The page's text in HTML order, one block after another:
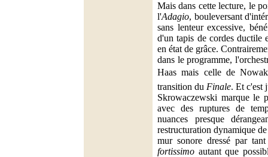
Mais dans cette lecture, le
l'Adagio, bouleversant
sans lenteur excessive,
d'un tapis de cordes ductile
en état de grâce.
dans le programme,
Haas mais celle de
transition du Finale. Et c'est
Skrowaczewski marque le
avec des ruptures de
nuances presque
restructuration dynamique
mur sonore dressé par
fortissimo autant que